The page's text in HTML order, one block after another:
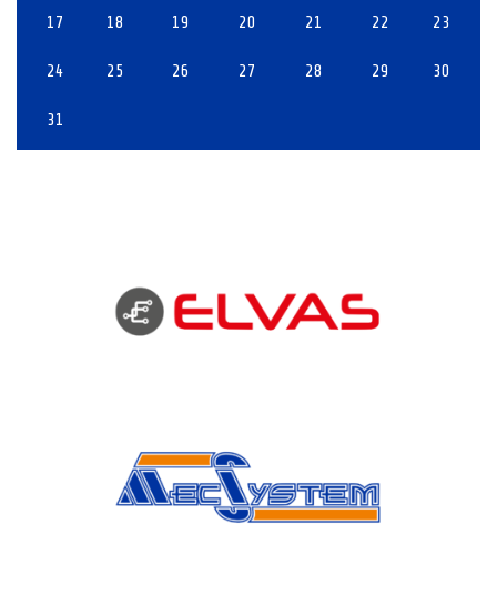
17 18 19 20 21 22 23
24 25 26 27 28 29 30
31